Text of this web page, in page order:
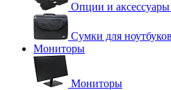
Опции и аксессуары
Сумки для ноутбуков
Мониторы
Мониторы